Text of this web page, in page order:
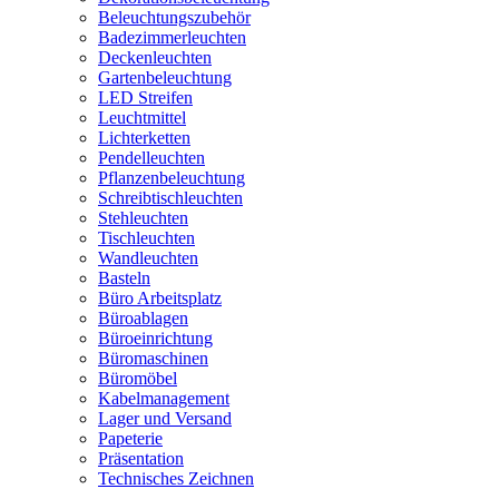
Beleuchtungszubehör
Badezimmerleuchten
Deckenleuchten
Gartenbeleuchtung
LED Streifen
Leuchtmittel
Lichterketten
Pendelleuchten
Pflanzenbeleuchtung
Schreibtischleuchten
Stehleuchten
Tischleuchten
Wandleuchten
Basteln
Büro Arbeitsplatz
Büroablagen
Büroeinrichtung
Büromaschinen
Büromöbel
Kabelmanagement
Lager und Versand
Papeterie
Präsentation
Technisches Zeichnen